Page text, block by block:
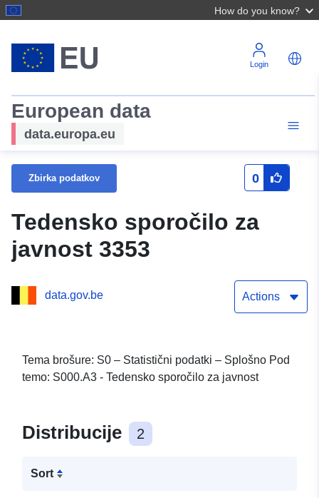
How do you know?
Login
European data
data.europa.eu
Zbirka podatkov 0
Tedensko sporočilo za
javnost 3353
data.gov.be Actions
Tema brošure: S0 – Statistični podatki – Splošno Pod
temo: S000.A3 - Tedensko sporočilo za javnost
Distribucije 2
Sort